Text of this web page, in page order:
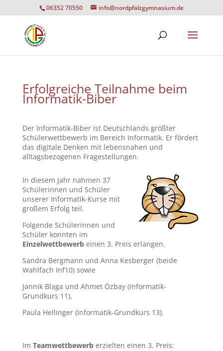
06352 70550 info@nordpfalzgymnasium.de
Erfolgreiche Teilnahme beim
Informatik-Biber
Der Informatik-Biber ist Deutschlands größter
Schülerwettbewerb im Bereich Informatik. Er fördert
das digitale Denken mit lebensnahen und
alltagsbezogenen Fragestellungen.
In diesem Jahr nahmen 37
Schülerinnen und Schüler
unserer Informatik-Kurse mit
großem Erfolg teil.
Folgende Schülerinnen und
Schüler konnten im
Einzelwettbewerbeinen 3. Preis erlangen.
Sandra Bergmann und Anna Kesberger (beide
Wahlfach Inf10) sowie
Jannik Blaga und Ahmet Özbay (Informatik-
Grundkurs 11),
Paula Hellinger (Informatik-Grundkurs 13).
Im Teamwettbewerberzielten einen 3. Preis: